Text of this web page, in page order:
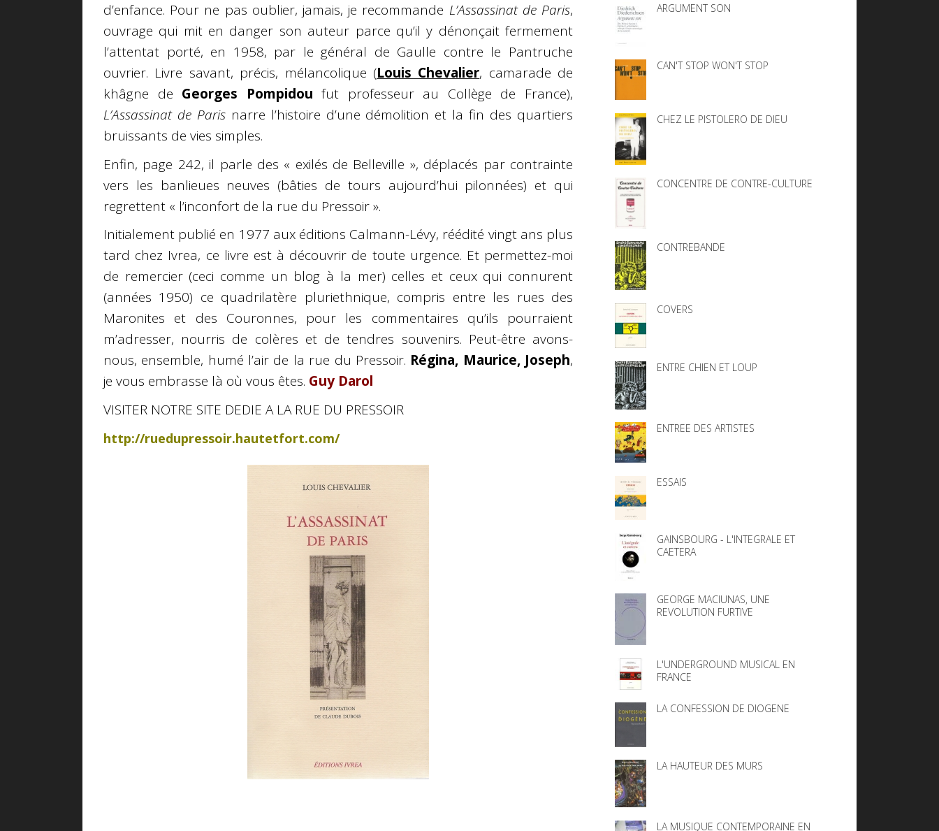
d’enfance. Pour ne pas oublier, jamais, je recommande L’Assassinat de Paris,
ouvrage qui mit en danger son auteur parce qu’il y dénonçait fermement
l’attentat porté, en 1958, par le général de Gaulle contre le Pantruche
ouvrier. Livre savant, précis, mélancolique (Louis Chevalier, camarade de
khâgne de Georges Pompidou fut professeur au Collège de France),
L’Assassinat de Paris narre l’histoire d’une démolition et la fin des quartiers
bruissants de vies simples.
Enfin, page 242, il parle des « exilés de Belleville », déplacés par contrainte
vers les banlieues neuves (bâties de tours aujourd’hui pilonnées) et qui
regrettent « l’inconfort de la rue du Pressoir ».
Initialement publié en 1977 aux éditions Calmann-Lévy, réédité vingt ans plus
tard chez Ivrea, ce livre est à découvrir de toute urgence. Et permettez-moi
de remercier (ceci comme un blog à la mer) celles et ceux qui connurent
(années 1950) ce quadrilatère pluriethnique, compris entre les rues des
Maronites et des Couronnes, pour les commentaires qu’ils pourraient
m’adresser, nourris de colères et de tendres souvenirs. Peut-être avons-
nous, ensemble, humé l’air de la rue du Pressoir. Régina, Maurice, Joseph,
je vous embrasse là où vous êtes. Guy Darol
VISITER NOTRE SITE DEDIE A LA RUE DU PRESSOIR
http://ruedupressoir.hautetfort.com/
ARGUMENT SON
CAN'T STOP WON'T STOP
CHEZ LE PISTOLERO DE DIEU
CONCENTRE DE CONTRE-CULTURE
CONTREBANDE
COVERS
ENTRE CHIEN ET LOUP
ENTREE DES ARTISTES
ESSAIS
GAINSBOURG - L'INTEGRALE ET
CAETERA
GEORGE MACIUNAS, UNE
REVOLUTION FURTIVE
L'UNDERGROUND MUSICAL EN
FRANCE
LA CONFESSION DE DIOGENE
LA HAUTEUR DES MURS
LA MUSIQUE CONTEMPORAINE EN